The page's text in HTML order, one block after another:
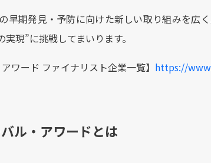
早期発見・予防に向けた新しい取り組みを広
現”に挑戦してまいります。
ワード ファイナリスト企業一覧】 https://
ル・アワードとは